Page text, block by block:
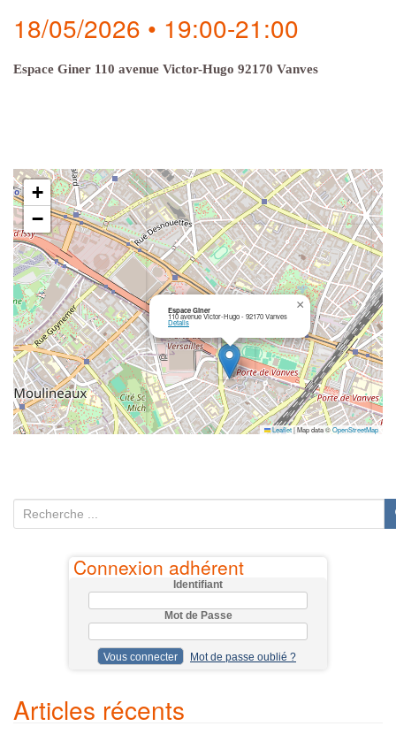
o
n
18/05/2026 • 19:00-21:00
Espace Giner 110 avenue Victor-Hugo 92170 Vanves
Espace Giner
110 avenue Victor-Hugo - 92170 Vanves
Details
×
+
−
Leaflet|Map data ©OpenStreetMap
e
p
Connexion adhérent
Identifiant
Mot de Passe
Mot de passe oublié ?
Articles récents